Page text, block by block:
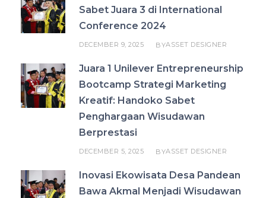
Sabet Juara 3 di International
Conference 2024
DECEMBER 9, 2025 BYASSET DESIGNER
Juara 1 Unilever Entrepreneurship
Bootcamp Strategi Marketing
Kreatif: Handoko Sabet
Penghargaan Wisudawan
Berprestasi
DECEMBER 5, 2025 BYASSET DESIGNER
Inovasi Ekowisata Desa Pandean
Bawa Akmal Menjadi Wisudawan